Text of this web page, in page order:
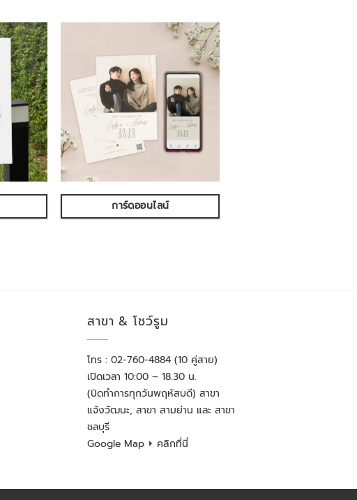
การ์ดออนไลน์
สาขา & โชว์รูม
โทร : 02-760-4884 (10 คู่สาย)
เปิดเวลา 10:00 – 18.30 น.
(ปิดทำการทุกวันพฤหัสบดี) สาขา
แจ้งวัฒนะ, สาขา สามย่าน และ สาขา
ชลบุรี
Google Map ⏵ คลิกที่นี่